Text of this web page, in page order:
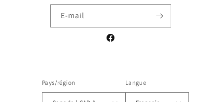
E-mail
Facebook
Pays/région Langue